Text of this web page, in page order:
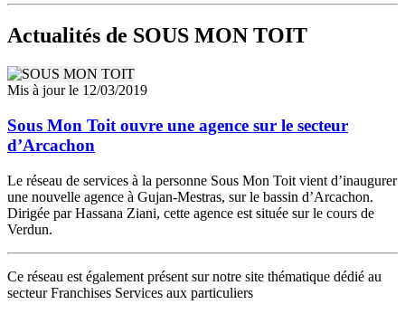
Actualités de SOUS MON TOIT
Mis à jour le 12/03/2019
Sous Mon Toit ouvre une agence sur le secteur
d’Arcachon
Le réseau de services à la personne Sous Mon Toit vient d’inaugurer
une nouvelle agence à Gujan-Mestras, sur le bassin d’Arcachon.
Dirigée par Hassana Ziani, cette agence est située sur le cours de
Verdun.
Ce réseau est également présent sur notre site thématique dédié au
secteur Franchises Services aux particuliers